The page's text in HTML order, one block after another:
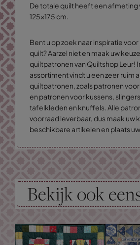
De totale quilt heeft een afmeting
125x175 cm.
Bent u op zoek naar inspiratie
quilt? Aarzel niet en maak uw
quiltpatronen van Quiltshop Leur!
assortiment vindt u een zeer ruim
quiltpatronen, zoals patronen
en patronen voor kussens,
tafelkleden en knuffels. Alle
voorraad leverbaar, dus maak uw
beschikbare artikelen en plaats
Bekijk ook